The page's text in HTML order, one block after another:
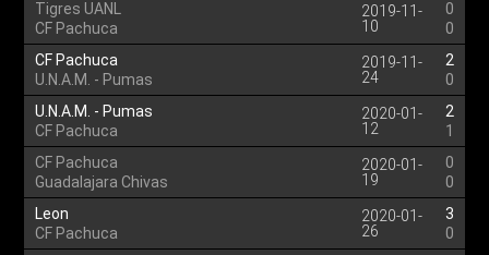
Tigres UANL
CF Pachuca
2019-11-
10
0
0
CF Pachuca
U.N.A.M. - Pumas
2019-11-
24
2
0
U.N.A.M. - Pumas
CF Pachuca
2020-01-
12
2
1
CF Pachuca
Guadalajara Chivas
2020-01-
19
0
0
Leon
CF Pachuca
2020-01-
26
3
0